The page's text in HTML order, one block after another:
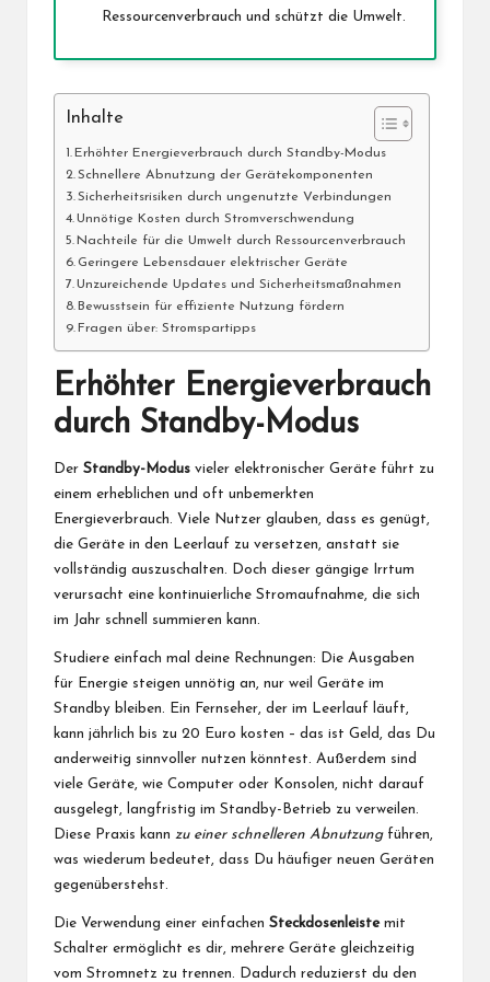
Ressourcenverbrauch und schützt die Umwelt.
Inhalte
Erhöhter Energieverbrauch durch Standby-Modus
Schnellere Abnutzung der Gerätekomponenten
Sicherheitsrisiken durch ungenutzte Verbindungen
Unnötige Kosten durch Stromverschwendung
Nachteile für die Umwelt durch Ressourcenverbrauch
Geringere Lebensdauer elektrischer Geräte
Unzureichende Updates und Sicherheitsmaßnahmen
Bewusstsein für effiziente Nutzung fördern
Fragen über: Stromspartipps
Erhöhter Energieverbrauch
durch Standby-Modus
Der Standby-Modus vieler elektronischer Geräte führt zu
einem erheblichen und oft unbemerkten
Energieverbrauch. Viele Nutzer glauben, dass es genügt,
die Geräte in den Leerlauf zu versetzen, anstatt sie
vollständig auszuschalten. Doch dieser gängige Irrtum
verursacht eine kontinuierliche Stromaufnahme, die sich
im Jahr schnell summieren kann.
Studiere einfach mal deine Rechnungen: Die Ausgaben
für Energie steigen unnötig an, nur weil Geräte im
Standby bleiben. Ein Fernseher, der im Leerlauf läuft,
kann jährlich bis zu 20 Euro kosten – das ist Geld, das Du
anderweitig sinnvoller nutzen könntest. Außerdem sind
viele Geräte, wie Computer oder Konsolen, nicht darauf
ausgelegt, langfristig im Standby-Betrieb zu verweilen.
Diese Praxis kann zu einer schnelleren Abnutzungführen,
was wiederum bedeutet, dass Du häufiger neuen Geräten
gegenüberstehst.
Die Verwendung einer einfachen Steckdosenleistemit
Schalter ermöglicht es dir, mehrere Geräte gleichzeitig
vom Stromnetz zu trennen. Dadurch reduzierst du den